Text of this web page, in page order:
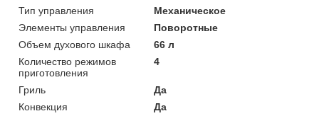
Тип управления
Механическое
Элементы управления
Поворотные
Объем духового шкафа
66 л
Количество режимов
приготовления
4
Гриль
Да
Конвекция
Да